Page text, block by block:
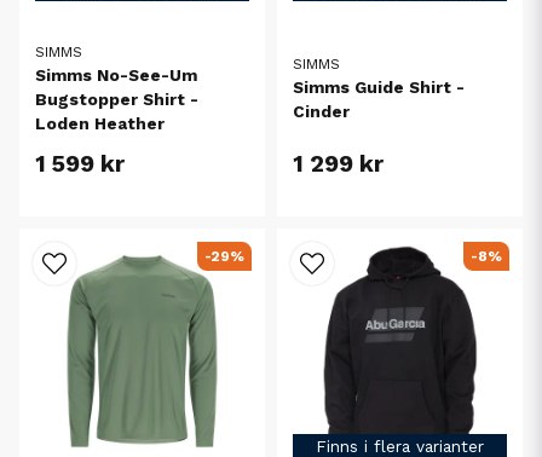
SIMMS
Simms No-See-Um
Bugstopper Shirt -
Loden Heather
1 599 kr
SIMMS
Simms Guide Shirt -
Cinder
1 299 kr
-29%
Finns i flera varianter
-8%